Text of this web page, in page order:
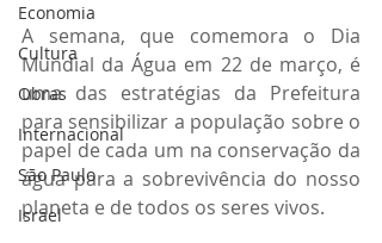
Economia
Cultura
Obras
Internacional
São Paulo
Israel
A semana, que comemora o Dia
Mundial da Água em 22 de março, é
uma das estratégias da Prefeitura
para sensibilizar a população sobre o
papel de cada um na conservação da
água para a sobrevivência do nosso
planeta e de todos os seres vivos.